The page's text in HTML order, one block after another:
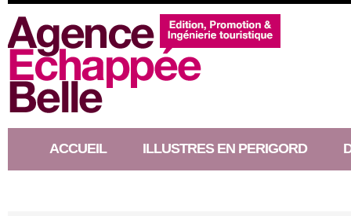
ACCUEIL ILLUSTRES EN PERIGORD